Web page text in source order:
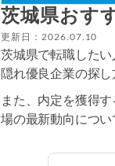
茨城県おす
更新日：2026.07.10
茨城県で転職した
隠れ優良企業の探し
また、内定を獲得
場の最新動向につい